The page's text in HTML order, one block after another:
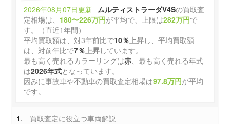
2026年08月07日更新 ムルティストラーダV4Sの買取査
定相場は、 180〜226万円が平均で、上限は282万円で
す。（直近1年間）
平均買取額は、対3年前比で10％ 上昇し、平均買取額
は、対前年比で7％ 上昇しています。
最も高く売れるカラーリングは赤 、最も高く売れる年式
は2026年式となっています。
因みに事故車や不動車の買取査定相場は97.8万円が平均
です。
買取査定に役立つ車両解説